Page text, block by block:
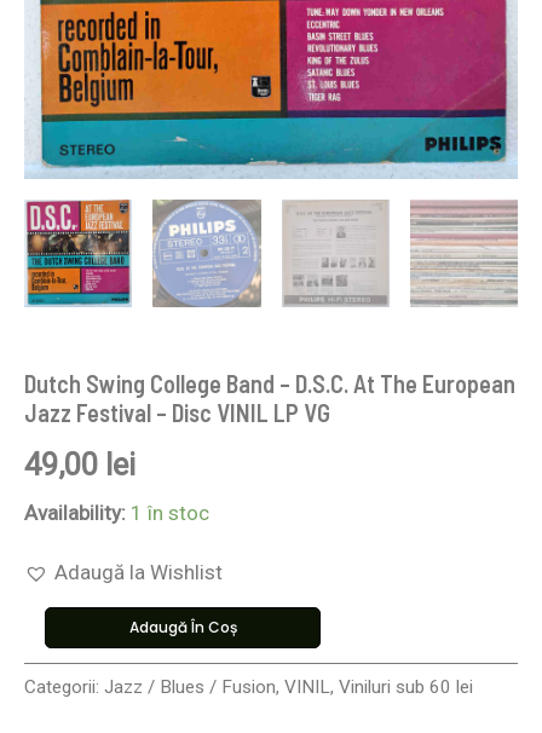
Dutch Swing College Band – D.S.C. At The European
Jazz Festival – Disc VINIL LP VG
49,00 lei
Availability: 1 în stoc
Adaugă la Wishlist
Disc
VINIL
Adaugă În Coș
Categorii: Jazz / Blues / Fusion, VINIL, Viniluri sub 60 lei